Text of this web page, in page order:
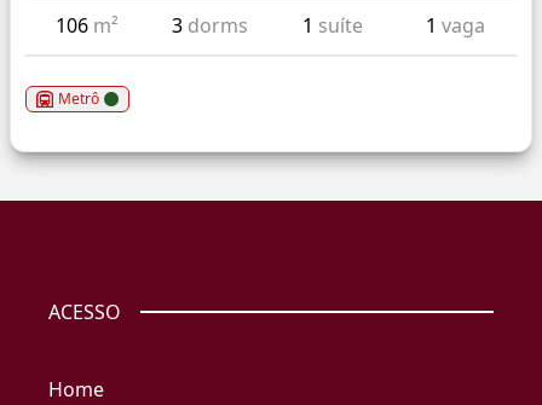
106 m² 3 dorms 1 suíte 1 vaga
Metrô
ACESSO
Home